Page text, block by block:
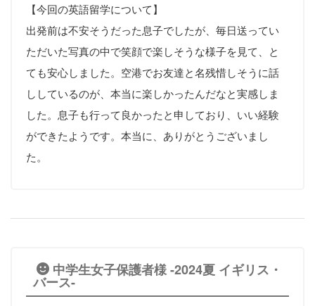
【今回の英語留学について】
出発前は不安そうだった息子でしたが、毎日送ってい
ただいた写真の中で笑顔で楽しそうな様子を見て、と
ても安心しました。空港でお友達と名残惜しそうに話
ししているのが、本当に楽しかったんだなと実感しま
した。息子も行って良かったと申しており、いい経験
ができたようです。本当に、ありがとうございまし
た。
中学生女子保護者様 -2024夏 イギリス・
バース-